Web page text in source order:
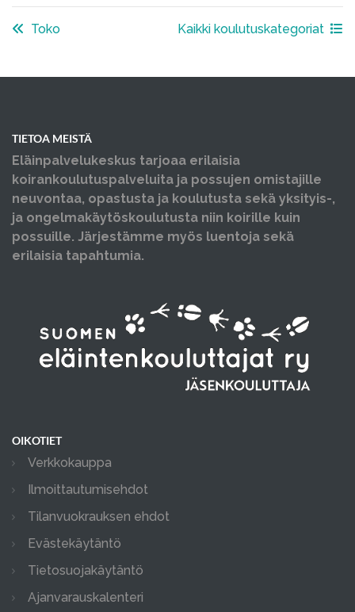
Toko Kaikki koulutuskategoriat
TIETOA MEISTÄ
Eläinpalvelukeskus tarjoaa erilaisia
koirankoulutuspalveluita ja possujen omistajille
neuvontaa, opastusta ja koulutusta sekä yksityis-,
ja ongelmakäytöskoulutusta niin koirille kuin
possuille. Järjestämme myös luentoja sekä
erilaisia tapahtumia.
OIKOTIET
Verkkokauppa
Ilmoittautumisehdot
Tilanvuokrauksen ehdot
Evästekäytäntö
Tietosuojakäytäntö
Ajanvarauskalenteri